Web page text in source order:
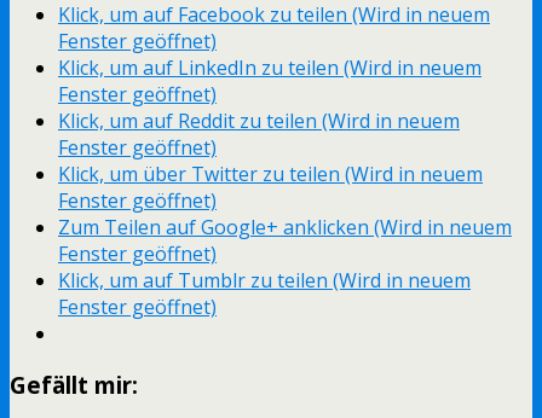
Klick, um auf Facebook zu teilen (Wird in neuem
Fenster geöffnet)
Klick, um auf LinkedIn zu teilen (Wird in neuem
Fenster geöffnet)
Klick, um auf Reddit zu teilen (Wird in neuem
Fenster geöffnet)
Klick, um über Twitter zu teilen (Wird in neuem
Fenster geöffnet)
Zum Teilen auf Google+ anklicken (Wird in neuem
Fenster geöffnet)
Klick, um auf Tumblr zu teilen (Wird in neuem
Fenster geöffnet)
Gefällt mir: